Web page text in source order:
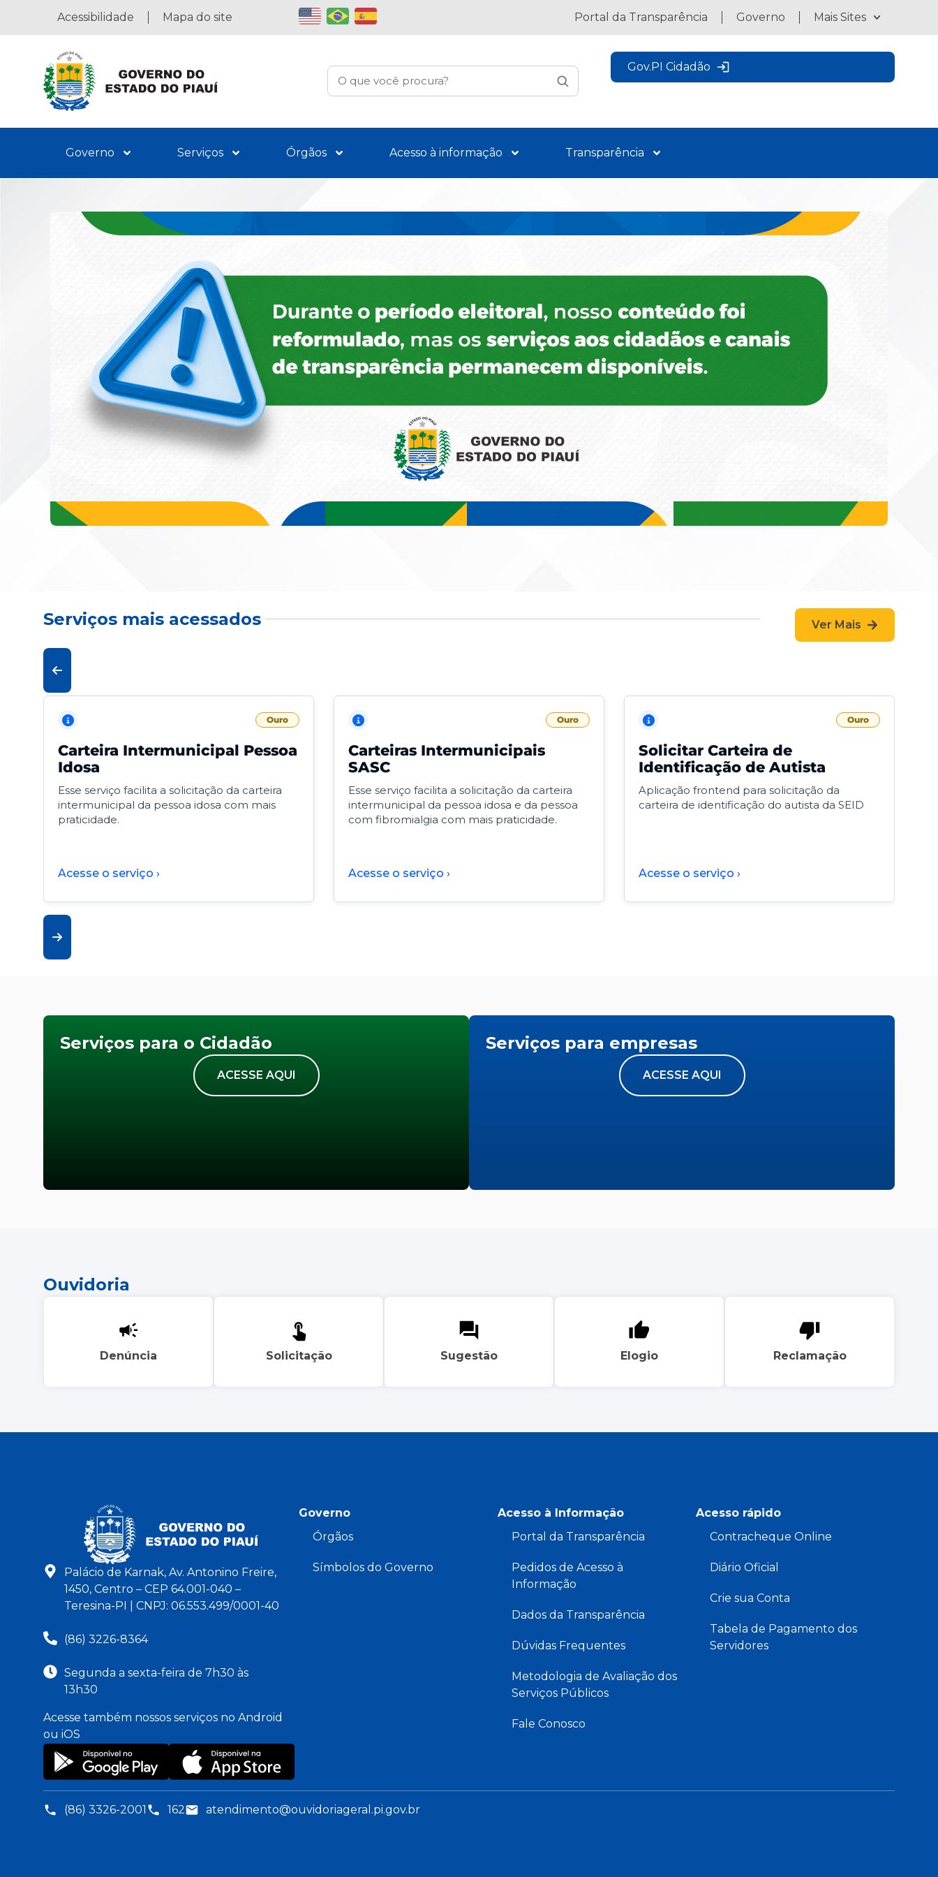
Acessibilidade Mapa do site Portal da Transparência Governo Mais Sites
Gov.PI Cidadão
Governo Serviços Órgãos Acesso à informação Transparência
Serviços mais acessados Ver Mais
Ouro
Carteira Intermunicipal Pessoa
Idosa
Esse serviço facilita a solicitação da carteira
intermunicipal da pessoa idosa com mais
praticidade.
Acesse o serviço ›
Ouro
Carteiras Intermunicipais
SASC
Esse serviço facilita a solicitação da carteira
intermunicipal da pessoa idosa e da pessoa
com fibromialgia com mais praticidade.
Acesse o serviço ›
Ouro
Solicitar Carteira de
Identificação de Autista
Aplicação frontend para solicitação da
carteira de identificação do autista da SEID
Acesse o serviço ›
Serviços para o Cidadão
ACESSE AQUI
Serviços para empresas
ACESSE AQUI
Ouvidoria
Denúncia Solicitação Sugestão Elogio Reclamação
Palácio de Karnak, Av. Antonino Freire,
1450, Centro – CEP 64.001-040 –
Teresina-PI | CNPJ: 06.553.499/0001-40
(86) 3226-8364
Segunda a sexta-feira de 7h30 às
13h30
Acesse também nossos serviços no Android
ou iOS
Governo
Órgãos
Símbolos do Governo
Acesso à Informação
Portal da Transparência
Pedidos de Acesso à
Informação
Dados da Transparência
Dúvidas Frequentes
Metodologia de Avaliação dos
Serviços Públicos
Fale Conosco
Acesso rápido
Contracheque Online
Diário Oficial
Crie sua Conta
Tabela de Pagamento dos
Servidores
(86) 3326-2001 162 atendimento@ouvidoriageral.pi.gov.br